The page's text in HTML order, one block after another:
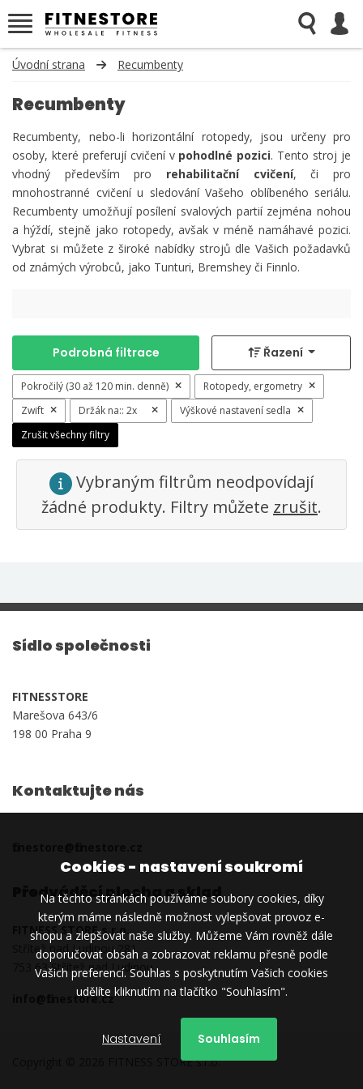
Úvodní strana Recumbenty
Recumbenty
Recumbenty, nebo-li horizontální rotopedy, jsou určeny pro
osoby, které preferují cvičení v pohodlné pozici. Tento stroj je
vhodný především pro rehabilitační cvič ení, či pro
mnohostranné cvičení u sledování Vašeho oblíbeného seriálu.
Recumbenty umožňují posílení svalových partií zejména nohou
a hýždí, stejně jako rotopedy, avšak v méně namáhavé pozici.
Vybrat si můžete z široké nabídky strojů dle Vašich požadavků
od známých výrobců, jako Tunturi, Bremshey či Finnlo.
Podrobná filtrace Řazení
Pokročilý (30 až 120 min. denně)
Rotopedy, ergometry
Zwift
Držák na:: 2x
Výškové nastavení sedla
Zrušit všechny filtry
Vybraným filtrům neodpovídají
žádné produkty. Filtry můžete zrušit.
Sídlo společnosti
FITNESSTORE
Marešova 643/6
198 00 Praha 9
Kontaktujte nás
Předváděcí plocha a sklad
FITNESS STORE s.r.o.
Střítež nad Ludinou 281
753 63 Střítež nad Ludinou
info@fitnestore.cz
Copyright © 2026 FITNESS STORE s.r.o.
Cookies - nastavení soukromí
Na těchto stránkách používáme soubory cookies, díky
kterým máme následně možnost vylepšovat provoz e-
shopu a zlepšovat naše služby. Můžeme Vám rovněž dále
doporučovat obsah a zobrazovat reklamu přesně podle
Vašich preferencí. Souhlas s poskytnutím Vašich cookies
udělíte kliknutím na tlačítko "Souhlasím".
Nastavení Souhlasím